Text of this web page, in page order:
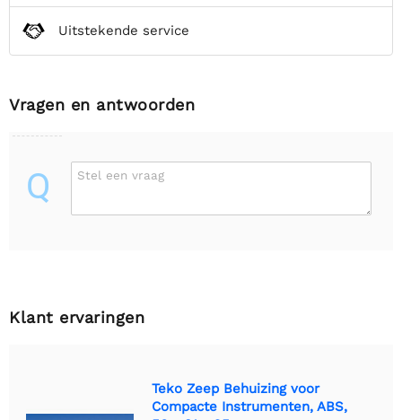
Uitstekende service
Vragen en antwoorden
Q Stel een vraag
Klant ervaringen
Teko Zeep Behuizing voor
Compacte Instrumenten, ABS,